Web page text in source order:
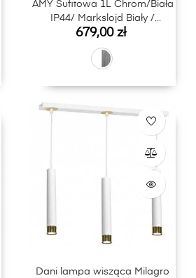
AMY Sufitowa 1L Chrom/Biała
IP44/ Markslojd Biały /
Aluminium
Cena
679,00 zł
Dani lampa wisząca Milagro